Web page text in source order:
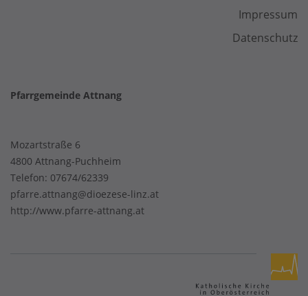
Impressum
Datenschutz
Pfarrgemeinde Attnang
Mozartstraße 6
4800 Attnang-Puchheim
Telefon: 07674/62339
pfarre.attnang@dioezese-linz.at
http://www.pfarre-attnang.at